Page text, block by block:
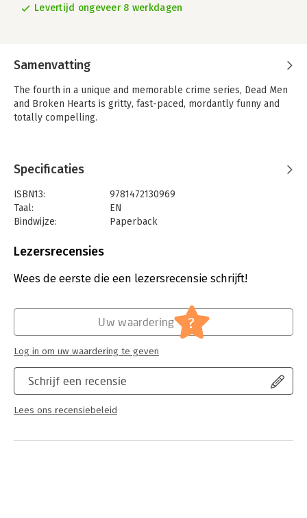
Levertijd ongeveer 8 werkdagen
Samenvatting
The fourth in a unique and memorable crime series, Dead Men
and Broken Hearts is gritty, fast-paced, mordantly funny and
totally compelling.
Specificaties
ISBN13:
9781472130969
Taal:
EN
Bindwijze:
Paperback
Uitgever:
Lezersrecensies
Wees de eerste die een lezersrecensie schrijft!
Schrijf een recensie
Lees ons recensiebeleid
Uw waardering ?
Log in om uw waardering te geven